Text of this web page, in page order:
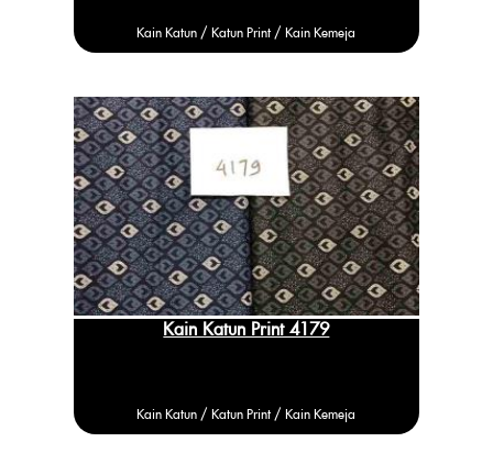
Kain Katun / Katun Print / Kain Kemeja
Kain Katun Print 4179
Kain Katun / Katun Print / Kain Kemeja